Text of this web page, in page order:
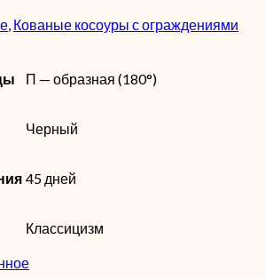
, Кованые косоуры с ограждениями
П — образная (180°)
Черный
45 дней
Классицизм